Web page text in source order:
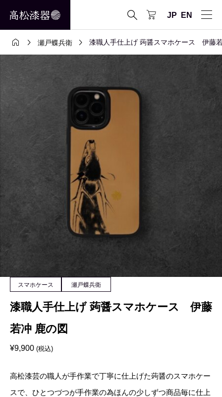
 JP EN
  瀬戸蝶兵衛  漆職人手仕上げ 蒟醤スマホケース 伊藤
スマホケース 瀬戸蝶兵衛
漆職人手仕上げ 蒟醤スマホケース 伊藤
若冲 鹿の図
¥9,900 (税込)
高松漆芸の職人が手作業で丁寧に仕上げた蒟醤のスマホケー
スで、ひとつづつが手作業の為ほんの少しずつ商品毎に仕上